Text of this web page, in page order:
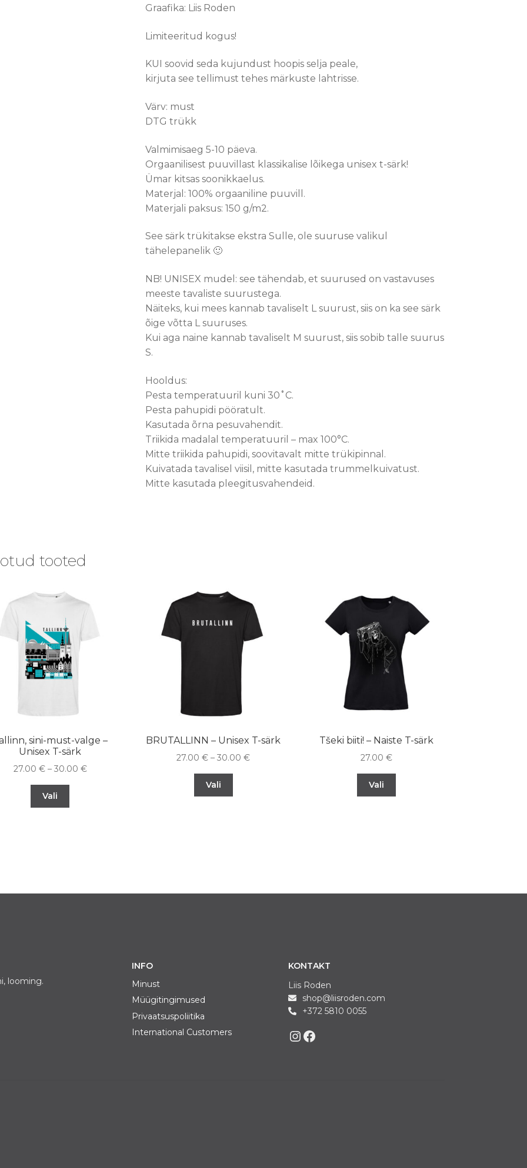
Graafika: Liis Roden
Limiteeritud kogus!
KUI soovid seda kujundust hoopis selja peale,
kirjuta see tellimust tehes märkuste lahtrisse.
Värv: must
DTG trükk
Valmimisaeg 5-10 päeva.
Orgaanilisest puuvillast klassikalise lõikega unisex t-särk!
Ümar kitsas soonikkaelus.
Materjal: 100% orgaaniline puuvill.
Materjali paksus: 150 g/m2.
See särk trükitakse ekstra Sulle, ole suuruse valikul
tähelepanelik 🙂
NB! UNISEX mudel: see tähendab, et suurused on vastavuses
meeste tavaliste suurustega.
Näiteks, kui mees kannab tavaliselt L suurust, siis on ka see särk
õige võtta L suuruses.
Kui aga naine kannab tavaliselt M suurust, siis sobib talle suurus
S.
Hooldus:
Pesta temperatuuril kuni 30˚C.
Pesta pahupidi pööratult.
Kasutada õrna pesuvahendit.
Triikida madalal temperatuuril – max 100°C.
Mitte triikida pahupidi, soovitavalt mitte trükipinnal.
Kuivatada tavalisel viisil, mitte kasutada trummelkuivatust.
Mitte kasutada pleegitusvahendeid.
tooted
sini-must-valge –
Unisex T-särk
27.00 €– 30.00 €
Vali
BRUTALLINN – Unisex T-särk
27.00€ –30.00€
Vali
Tšeki biiti! – Naiste T-särk
27.00€
Vali
looming.
INFO
Minust
Müügitingimused
Privaatsuspoliitika
International Customers
KONTAKT
Liis Roden
shop@liisroden.com
+372 5810 0055
Liis on InstagramLiis on Facebook